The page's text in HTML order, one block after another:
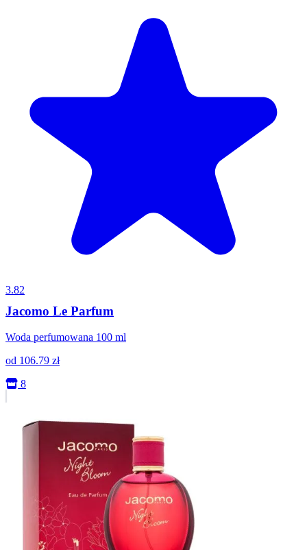
3.82
Jacomo Le Parfum
Woda perfumowana 100 ml
od 106.79 zł
8